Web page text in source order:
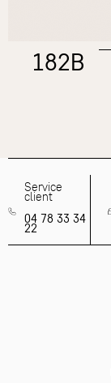
182B
Service
client
04 78 33 34
22